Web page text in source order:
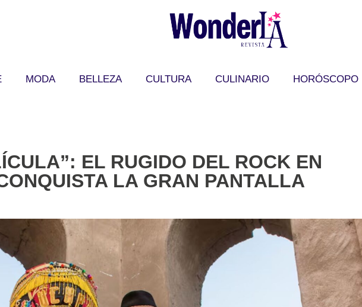
MODA BELLEZA CULTURA CULINARIO HORÓSCOPO
EL RUGIDO DEL ROCK EN
LA GRAN PANTALLA